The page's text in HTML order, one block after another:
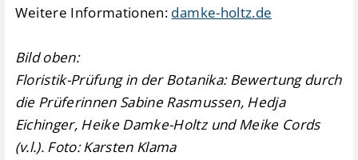
Weitere Informationen: damke-holtz.de
Bild oben:
Floristik-Prüfung in der Botanika: Bewertung durch
die Prüferinnen Sabine Rasmussen, Hedja
Eichinger, Heike Damke-Holtz und Meike Cords
(v.l.). Foto: Karsten Klama